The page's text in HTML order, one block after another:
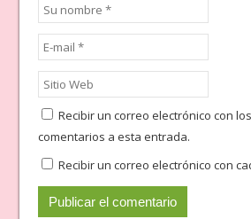
Recibir un correo electrónico con
comentarios a esta entrada.
Recibir un correo electrónico con